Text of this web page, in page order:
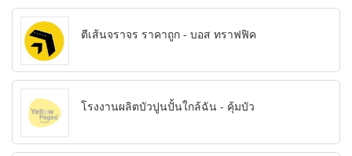
ตีเส้นจราจร ราคาถูก - บอส ทราฟฟิค
โรงงานผลิตบัวปูนปั้นใกล้ฉัน - คุ้มบัว